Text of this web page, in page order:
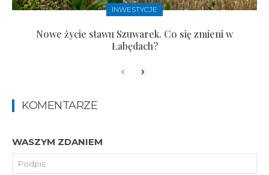
INWESTYCJE
Nowe życie stawu Szuwarek. Co się zmieni w
Łabędach?
KOMENTARZE
WASZYM ZDANIEM